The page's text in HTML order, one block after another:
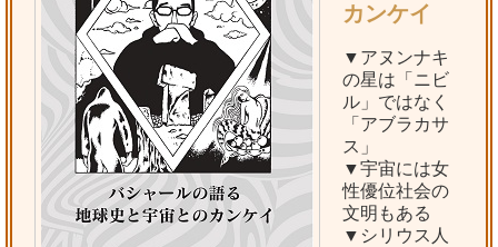
カンケイ
▼アヌンナキ
の星は「ニビ
ル」ではなく
「アブラカサ
ス」
▼宇宙には女
性優位社会の
文明もある
▼シリウス人